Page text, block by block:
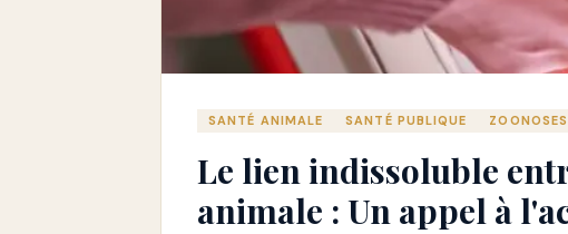
SANTÉ ANIMALE SANTÉ PUBLIQUE ZOONOSES
Le lien indissoluble
animale : Un appel à